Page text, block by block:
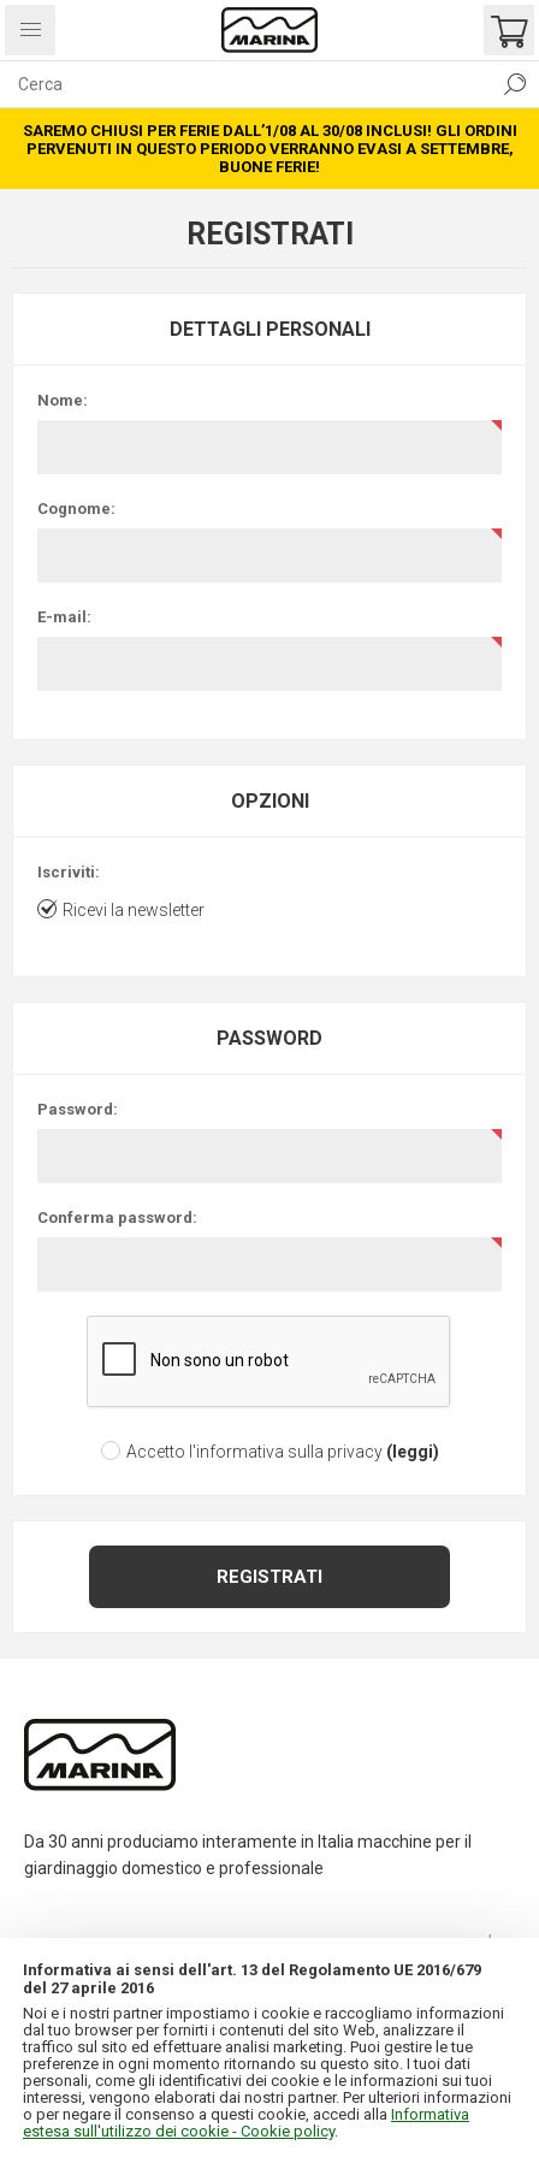
SAREMO CHIUSI PER FERIE DALL’1/08 AL 30/08 INCLUSI! GLI ORDINI
PERVENUTI IN QUESTO PERIODO VERRANNO EVASI A SETTEMBRE,
BUONE FERIE!
REGISTRATI
DETTAGLI PERSONALI
Nome:
Cognome:
E-mail:
OPZIONI
Iscriviti:
Ricevi la newsletter
PASSWORD
Password:
Conferma password:
Accetto l'informativa sulla privacy (leggi)
Da 30 anni produciamo interamente in Italia macchine per il
giardinaggio domestico e professionale
INFORMAZIONI
IL MIO ACCOUNT
Informativa ai sensi dell'art. 13 del Regolamento UE 2016/679
del 27 aprile 2016
Noi e i nostri partner impostiamo i cookie e raccogliamo informazioni
dal tuo browser per fornirti i contenuti del sito Web, analizzare il
traffico sul sito ed effettuare analisi marketing. Puoi gestire le tue
preferenze in ogni momento ritornando su questo sito. I tuoi dati
personali, come gli identificativi dei cookie e le informazioni sui tuoi
interessi, vengono elaborati dai nostri partner. Per ulteriori informazioni
o per negare il consenso a questi cookie, accedi alla Informativa
estesa sull'utilizzo dei cookie - Cookie policy.